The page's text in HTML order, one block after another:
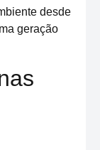
desde
geração